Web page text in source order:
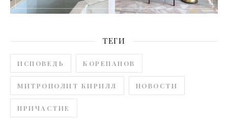
ТЕГИ
ИСПОВЕДЬ КОРЕПАНОВ
МИТРОПОЛИТ КИРИЛЛ НОВОСТИ
ПРИЧАСТИЕ